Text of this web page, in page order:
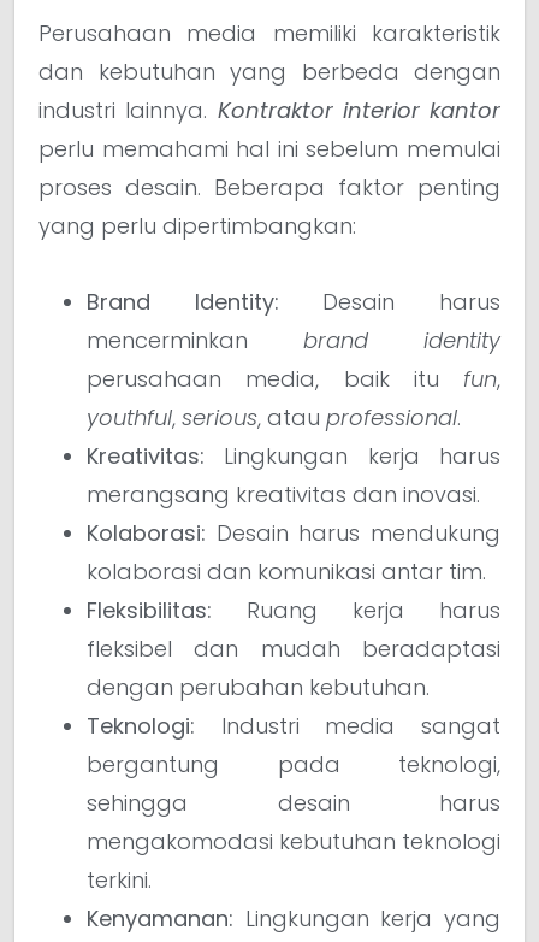
Perusahaan media memiliki karakteristik
dan kebutuhan yang berbeda dengan
industri lainnya. Kontraktor interior kantor
perlu memahami hal ini sebelum memulai
proses desain. Beberapa faktor penting
yang perlu dipertimbangkan:
Brand Identity: Desain harus
mencerminkan brand identity
perusahaan media, baik itu fun,
youthful, serious, atau professional.
Kreativitas: Lingkungan kerja harus
merangsang kreativitas dan inovasi.
Kolaborasi: Desain harus mendukung
kolaborasi dan komunikasi antar tim.
Fleksibilitas: Ruang kerja harus
fleksibel dan mudah beradaptasi
dengan perubahan kebutuhan.
Teknologi: Industri media sangat
bergantung pada teknologi,
sehingga desain harus
mengakomodasi kebutuhan teknologi
terkini.
Kenyamanan: Lingkungan kerja yang